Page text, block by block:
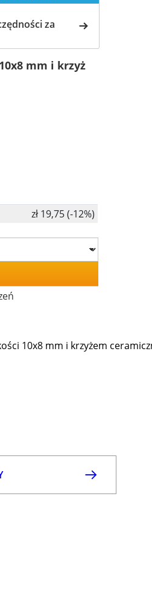
za
mm i krzyż
zł 19,75 (-12%)
10x8 mm i krzyżem